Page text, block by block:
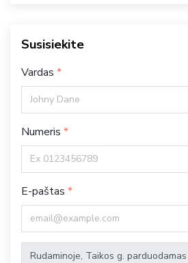
Susisiekite
Vardas
Numeris
E-paštas